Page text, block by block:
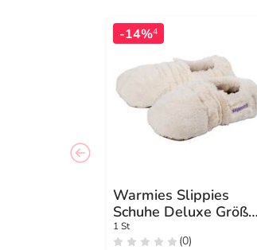
-14%4
Warmies Slippies
Schuhe Deluxe Größe
36 - 40 crem.plush
1 St
(0)